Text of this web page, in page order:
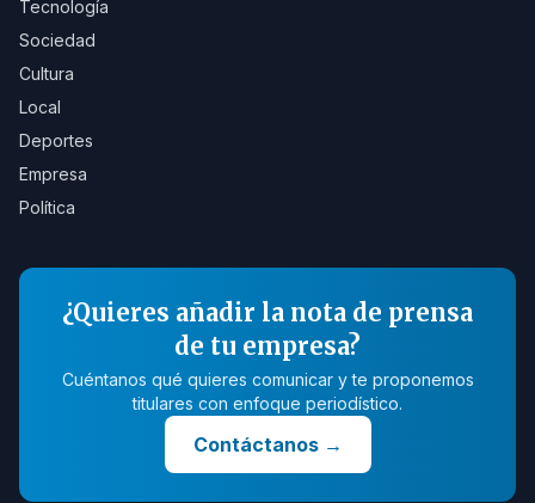
Tecnología
Sociedad
Cultura
Local
Deportes
Empresa
Política
¿Quieres añadir la nota de prensa
de tu empresa?
Cuéntanos qué quieres comunicar y te proponemos
titulares con enfoque periodístico.
Contáctanos→